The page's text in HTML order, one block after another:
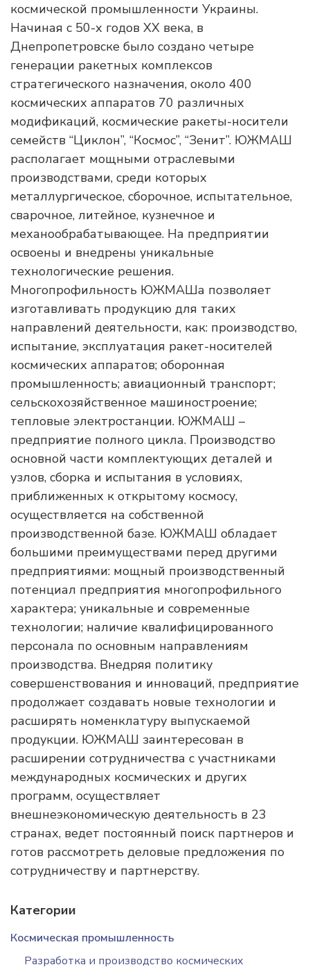
космической промышленности Украины.
Начиная с 50-х годов XX века, в
Днепропетровске было создано четыре
генерации ракетных комплексов
стратегического назначения, около 400
космических аппаратов 70 различных
модификаций, космические ракеты-носители
семейств “Циклон”, “Космос”, “Зенит”. ЮЖМАШ
располагает мощными отраслевыми
производствами, среди которых
металлургическое, сборочное, испытательное,
сварочное, литейное, кузнечное и
механообрабатывающее. На предприятии
освоены и внедрены уникальные
технологические решения.
Многопрофильность ЮЖМАШа позволяет
изготавливать продукцию для таких
направлений деятельности, как: производство,
испытание, эксплуатация ракет-носителей
космических аппаратов; оборонная
промышленность; авиационный транспорт;
сельскохозяйственное машиностроение;
тепловые электростанции. ЮЖМАШ –
предприятие полного цикла. Производство
основной части комплектующих деталей и
узлов, сборка и испытания в условиях,
приближенных к открытому космосу,
осуществляется на собственной
производственной базе. ЮЖМАШ обладает
большими преимуществами перед другими
предприятиями: мощный производственный
потенциал предприятия многопрофильного
характера; уникальные и современные
технологии; наличие квалифицированного
персонала по основным направлениям
производства. Внедряя политику
совершенствования и инноваций, предприятие
продолжает создавать новые технологии и
расширять номенклатуру выпускаемой
продукции. ЮЖМАШ заинтересован в
расширении сотрудничества с участниками
международных космических и других
программ, осуществляет
внешнеэкономическую деятельность в 23
странах, ведет постоянный поиск партнеров и
готов рассмотреть деловые предложения по
сотрудничеству и партнерству.
Категории
Космическая промышленность
Разработка и производство космических